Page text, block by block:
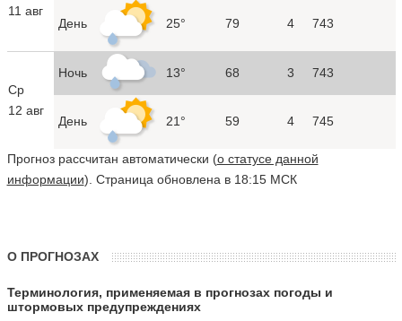
11 авг
День 25° 79 4 743
Ср
12 авг
Ночь 13° 68 3 743
День 21° 59 4 745
Прогноз рассчитан автоматически (о статусе данной
информации). Страница обновлена в 18:15 МСК
О ПРОГНОЗАХ
Терминология, применяемая в прогнозах погоды и
штормовых предупреждениях